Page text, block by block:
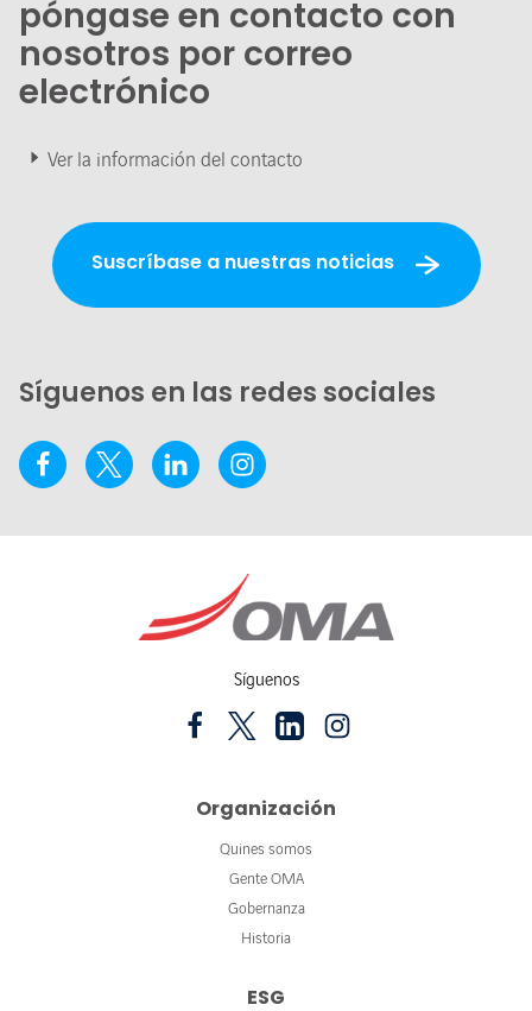
póngase en contacto con
nosotros por correo
electrónico
Ver la información del contacto
Suscríbase a nuestras noticias
Síguenos en las redes sociales
Síguenos
Organización
Quines somos
Gente OMA
Gobernanza
Historia
ESG